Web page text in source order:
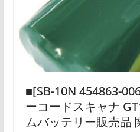
■[SB-10N 454863-
ーコードスキャナ
ムバッテリー販売品